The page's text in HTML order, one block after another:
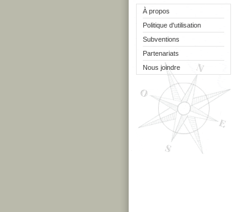
À propos
Politique d'utilisation
Subventions
Partenariats
Nous joindre